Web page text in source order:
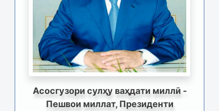
Асосгузори сулҳу ваҳдати миллӣ -
Пешвои миллат, Президенти